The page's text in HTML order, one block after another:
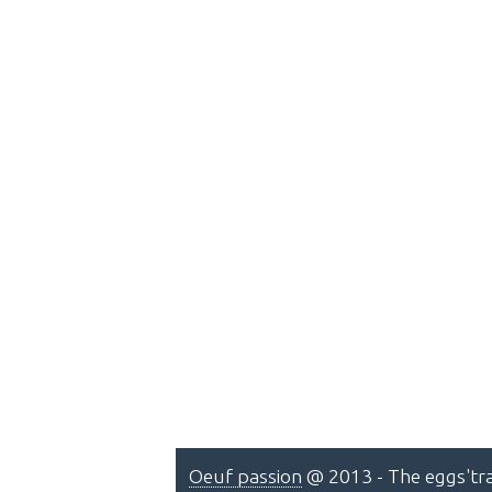
Oeuf passion @ 2013 - The